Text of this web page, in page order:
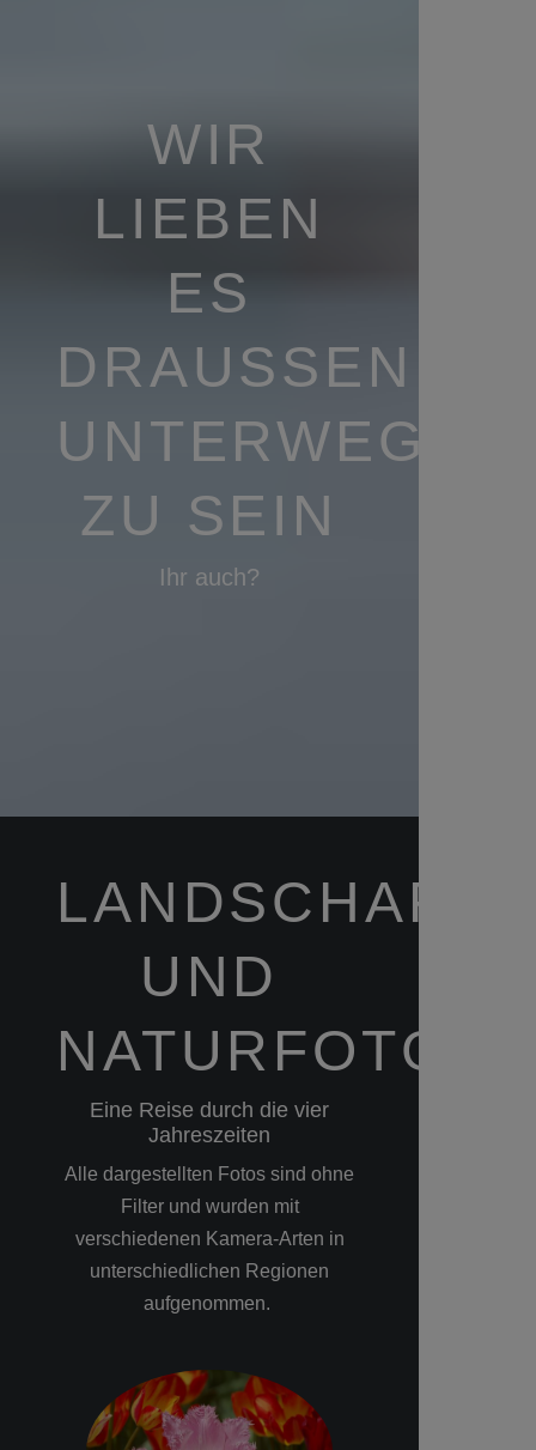
WIR
LIEBEN
ES
DRAUSSEN U
NTERWEGS Z
U SEIN
Ihr auch?
UND
Eine Reise durch die vier
Jahreszeiten
Alle dargestellten Fotos sind ohne
Filter und wurden mit
verschiedenen Kamera-Arten in
unterschiedlichen Regionen
aufgenommen.